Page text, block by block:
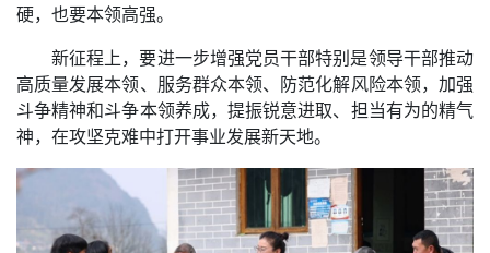
硬，也要本领高强。
新征程上，要进一步增强党员干部特别是领导干部推动
高质量发展本领、服务群众本领、防范化解风险本领，加强
斗争精神和斗争本领养成，提振锐意进取、担当有为的精气
神，在攻坚克难中打开事业发展新天地。